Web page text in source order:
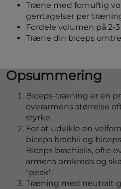
Træne med fornuftig
gentagelser per
Fordele volumen på 2-
Træne din biceps
Opsummering
Biceps-træning er en
overarmens størrelse
styrke.
For at udvikle en
biceps brachii og
Biceps brachialis, ofte
armens omkreds og
"peak".
Træning med neutralt